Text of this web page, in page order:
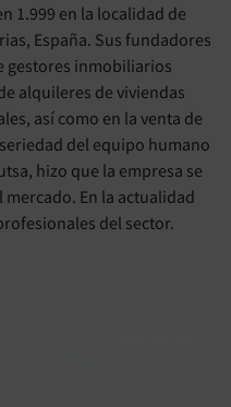
1.999 en la localidad de
España. Sus fundadores
gestores inmobiliarios
alquileres de viviendas
así como en la venta de
del equipo humano
hizo que la empresa se
En la actualidad
del sector.